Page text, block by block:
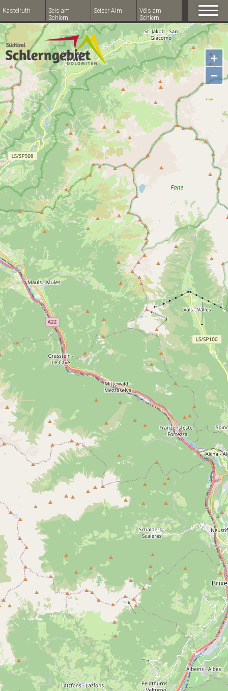
Kastelruth
Seis am
Schlern
Seiser Alm
Völs am
Schlern
+
−